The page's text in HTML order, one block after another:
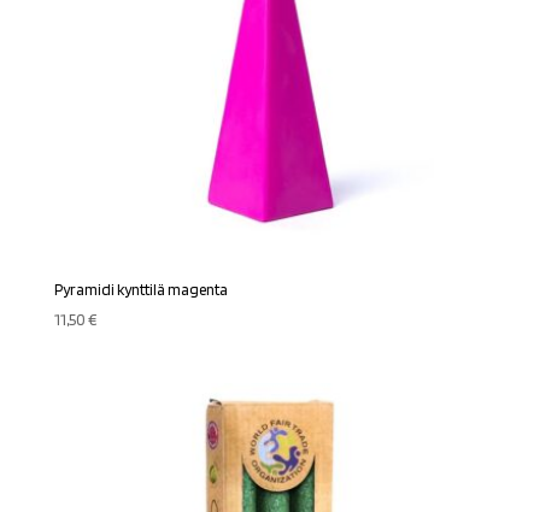
Pyramidi kynttilä magenta
11,50€